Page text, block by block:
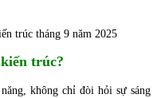
trúc?
không chỉ đòi hỏi sự sáng